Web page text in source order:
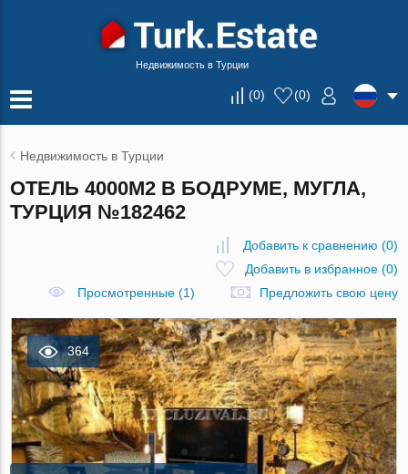
Недвижимость в Турции
(0) (0)
Недвижимость в Турции
ОТЕЛЬ 4000М2 В БОДРУМЕ, МУГЛА,
ТУРЦИЯ №182462
Добавить к сравнению (0)
Добавить в избранное(0)
Просмотренные (1)
Предложить свою цену
364